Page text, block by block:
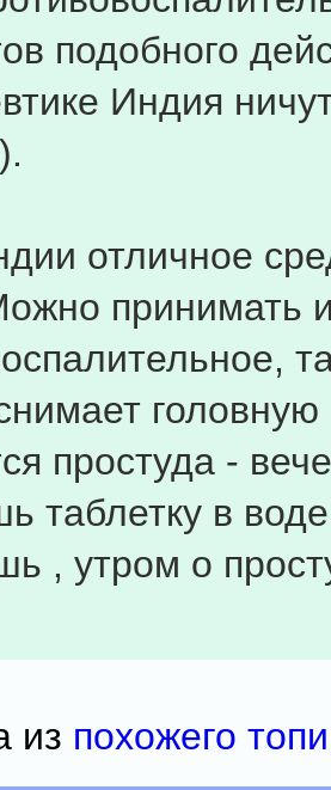
подобного
Индия
отличное
принимать
простуда -
таблетку в
, утром о
из похожего